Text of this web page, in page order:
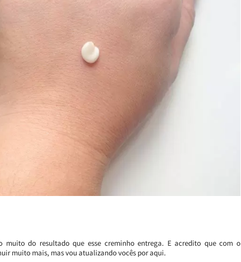
muito do resultado que esse creminho entrega. E acredito que com o
muito mais, mas vou atualizando vocês por aqui.